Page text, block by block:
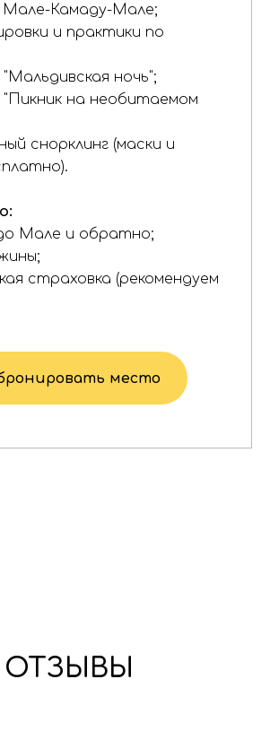
Мале-Камаду-Мале;
и практики по
"Мальдивская ночь";
"Пикник на необитаемом
снорклинг (маски и
Мале и обратно;
страховка (рекомендуем
место
ОТЗЫВЫ